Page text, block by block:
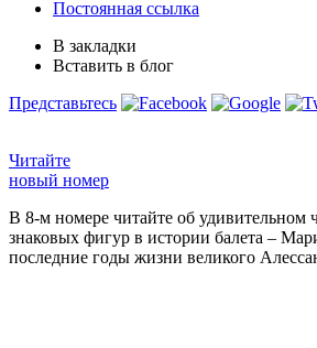
Постоянная ссылка
В закладки
Вставить в блог
Представьтесь
Читайте
новый номер
В 8-м номере читайте об удивительном
знаковых фигур в истории балета –
последние годы жизни великого